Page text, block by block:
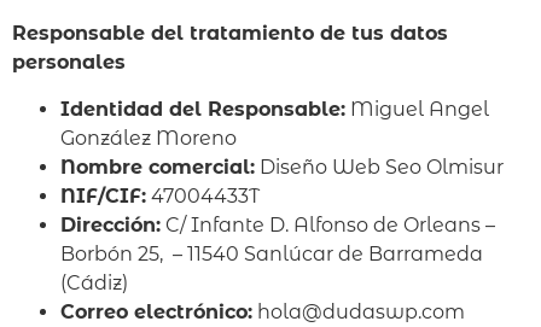
Responsable del tratamiento de tus datos
personales
Identidad del Responsable: Miguel Angel
González Moreno
Nombre comercial: Diseño Web Seo Olmisur
NIF/CIF: 47004433T
Dirección: C/ Infante D. Alfonso de Orleans –
Borbón 25, – 11540 Sanlúcar de Barrameda
(Cádiz)
Correo electrónico: hola@dudaswp.com